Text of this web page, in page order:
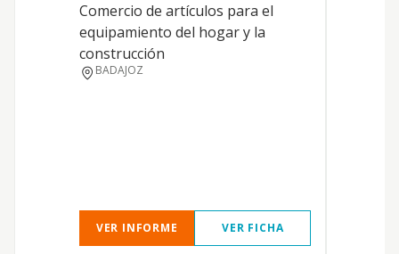
Comercio de artículos para el
equipamiento del hogar y la
construcción
BADAJOZ
VER INFORME VER FICHA